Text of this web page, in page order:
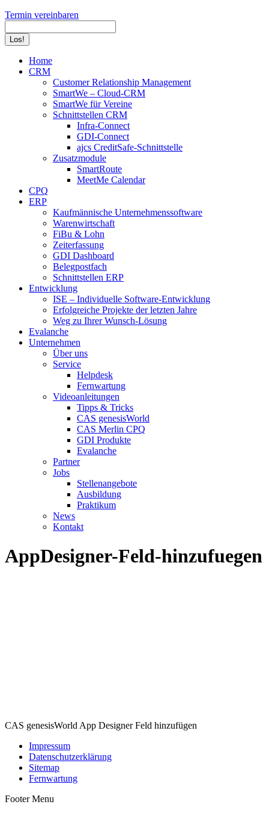
Termin vereinbaren
Home
CRM
Customer Relationship Management
SmartWe – Cloud-CRM
SmartWe für Vereine
Schnittstellen CRM
Infra-Connect
GDI-Connect
ajcs CreditSafe-Schnittstelle
Zusatzmodule
SmartRoute
MeetMe Calendar
CPQ
ERP
Kaufmännische Unternehmenssoftware
Warenwirtschaft
FiBu & Lohn
Zeiterfassung
GDI Dashboard
Belegpostfach
Schnittstellen ERP
Entwicklung
ISE – Individuelle Software-Entwicklung
Erfolgreiche Projekte der letzten Jahre
Weg zu Ihrer Wunsch-Lösung
Evalanche
Unternehmen
Über uns
Service
Helpdesk
Fernwartung
Videoanleitungen
Tipps & Tricks
CAS genesisWorld
CAS Merlin CPQ
GDI Produkte
Evalanche
Partner
Jobs
Stellenangebote
Ausbildung
Praktikum
News
Kontakt
AppDesigner-Feld-hinzufuegen
CAS genesisWorld App Designer Feld hinzufügen
Impressum
Datenschutzerklärung
Sitemap
Fernwartung
Footer Menu